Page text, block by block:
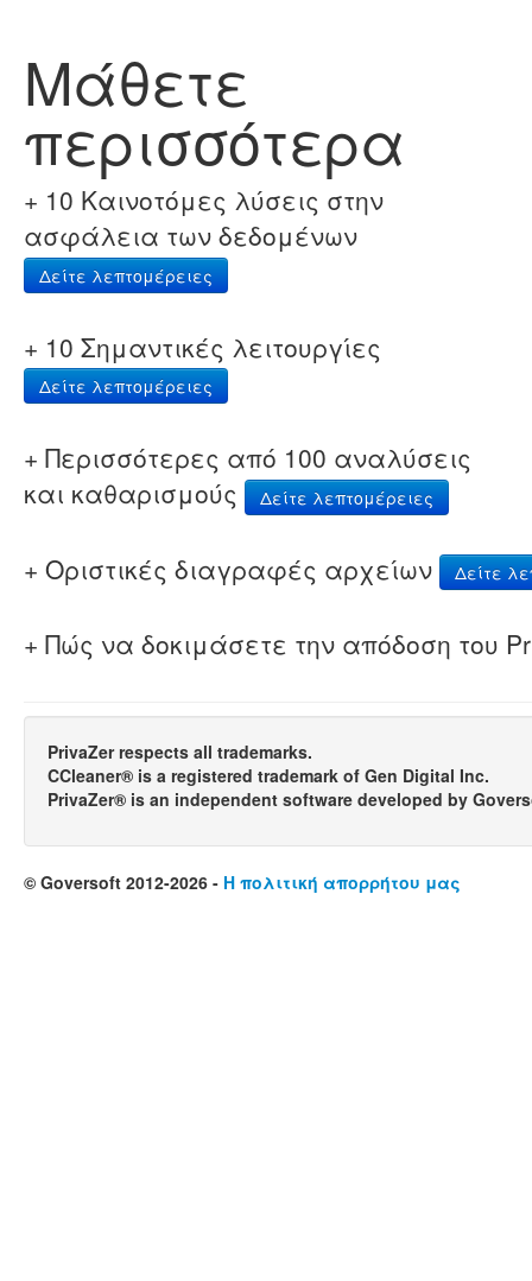
Μάθετε
περισσότερα
+ 10 Καινοτόμες λύσεις στην
ασφάλεια των δεδομένων
Δείτε λεπτομέρειες
+ 10 Σημαντικές λειτουργίες
Δείτε λεπτομέρειες
+ Περισσότερες από 100 αναλύσεις
και καθαρισμούς
Δείτε λεπτομέρειες
+ Οριστικές διαγραφές αρχείων Δείτε
+ Πώς να δοκιμάσετε την απόδοση του
PrivaZer respects all trademarks.
CCleaner® is a registered trademark of Gen Digital Inc.
PrivaZer® is an independent software developed by
© Goversoft 2012-2026 - Η πολιτική απορρήτου μας